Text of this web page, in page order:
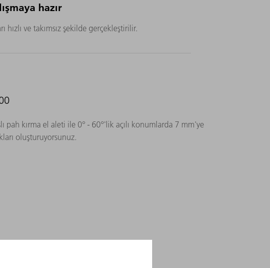
hazır
hızlı ve takımsız şekilde gerçekleştirilir.
pah kırma el aleti ile 0° - 60°'lik açılı konumlarda 7 mm'ye
oluşturuyorsunuz.